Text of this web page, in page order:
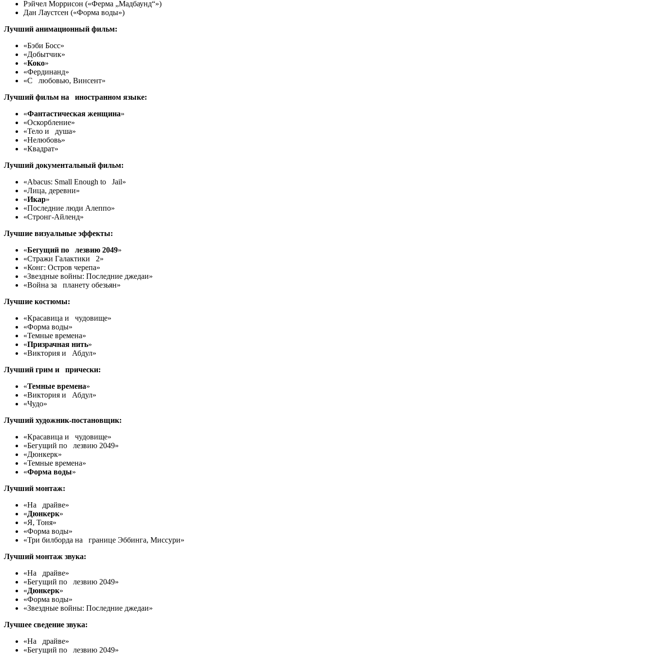
Рэйчел Моррисон («Ферма „Мадбаунд“»)
Дан Лаустсен («Форма воды»)
Лучший анимационный фильм:
«Бэби Босс»
«Добытчик»
«Коко»
«Фердинанд»
«С любовью, Винсент»
Лучший фильм на иностранном языке:
«Фантастическая женщина»
«Оскорбление»
«Тело и душа»
«Нелюбовь»
«Квадрат»
Лучший документальный фильм:
«Abacus: Small Enough to Jail»
«Лица, деревни»
«Икар»
«Последние люди Алеппо»
«Стронг-Айленд»
Лучшие визуальные эффекты:
«Бегущий по лезвию 2049»
«Стражи Галактики 2»
«Конг: Остров черепа»
«Звездные войны: Последние джедаи»
«Война за планету обезьян»
Лучшие костюмы:
«Красавица и чудовище»
«Форма воды»
«Темные времена»
«Призрачная нить»
«Виктория и Абдул»
Лучший грим и прически:
«Темные времена»
«Виктория и Абдул»
«Чудо»
Лучший художник-постановщик:
«Красавица и чудовище»
«Бегущий по лезвию 2049»
«Дюнкерк»
«Темные времена»
«Форма воды»
Лучший монтаж:
«На драйве»
«Дюнкерк»
«Я, Тоня»
«Форма воды»
«Три билборда на границе Эббинга, Миссури»
Лучший монтаж звука:
«На драйве»
«Бегущий по лезвию 2049»
«Дюнкерк»
«Форма воды»
«Звездные войны: Последние джедаи»
Лучшее сведение звука:
«На драйве»
«Бегущий по лезвию 2049»